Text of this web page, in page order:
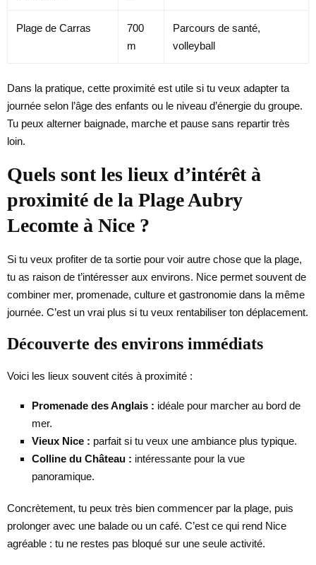
Plage de Carras
700
m
Parcours de santé,
volleyball
Dans la pratique, cette proximité est utile si tu veux adapter ta
journée selon l’âge des enfants ou le niveau d’énergie du groupe.
Tu peux alterner baignade, marche et pause sans repartir très
loin.
Quels sont les lieux d’intérêt à
proximité de la Plage Aubry
Lecomte à Nice ?
Si tu veux profiter de ta sortie pour voir autre chose que la plage,
tu as raison de t’intéresser aux environs. Nice permet souvent de
combiner mer, promenade, culture et gastronomie dans la même
journée. C’est un vrai plus si tu veux rentabiliser ton déplacement.
Découverte des environs immédiats
Voici les lieux souvent cités à proximité :
Promenade des Anglais : idéale pour marcher au bord de
mer.
Vieux Nice : parfait si tu veux une ambiance plus typique.
Colline du Château : intéressante pour la vue
panoramique.
Concrètement, tu peux très bien commencer par la plage, puis
prolonger avec une balade ou un café. C’est ce qui rend Nice
agréable : tu ne restes pas bloqué sur une seule activité.